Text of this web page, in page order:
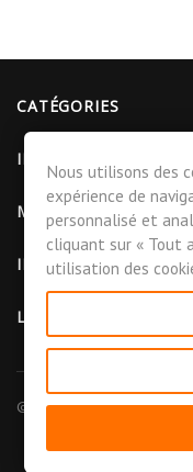
CATÉGORIES
INFORMATIONS
MON COMPTE
INFORMATIONS DE
LETTRE
© 2026 - CGMAT La
Nous utilisons des
expérience de
personnalisé et
cliquant sur « Tout
utilisation des